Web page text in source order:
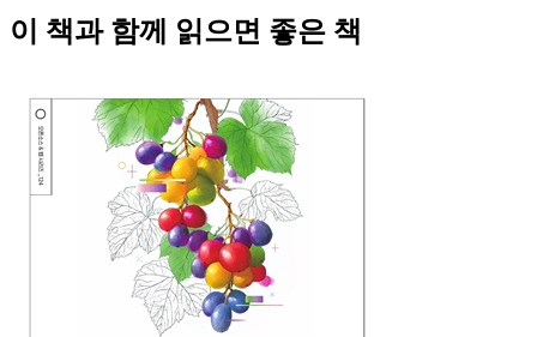
이 책과 함께 읽으면 좋은 책